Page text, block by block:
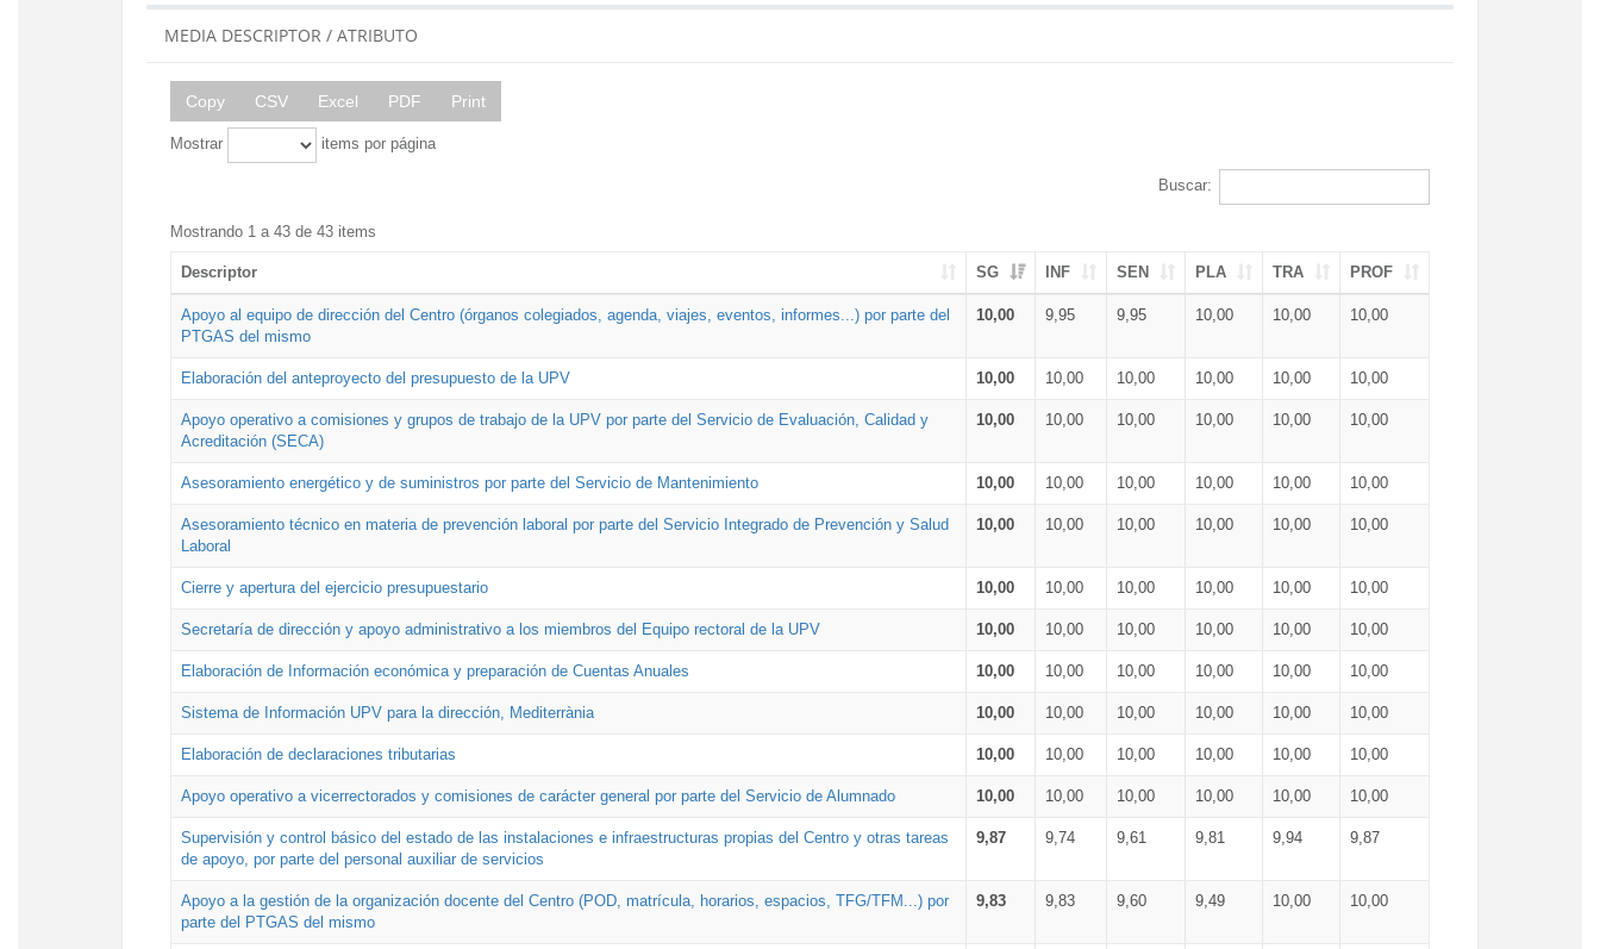
MEDIA DESCRIPTOR / ATRIBUTO
Copy CSV Excel PDF Print
Mostrar items por página
Buscar:
Mostrando 1 a 43 de 43 items
Descriptor SG INF SEN PLA TRA PROF
Apoyo al equipo de dirección del Centro (órganos colegiados, agenda, viajes, eventos, informes...) por parte del
PTGAS del mismo
10,00 9,95 9,95 10,00 10,00 10,00
Elaboración del anteproyecto del presupuesto de la UPV 10,00 10,00 10,00 10,00 10,00 10,00
Apoyo operativo a comisiones y grupos de trabajo de la UPV por parte del Servicio de Evaluación, Calidad y
Acreditación (SECA)
10,00 10,00 10,00 10,00 10,00 10,00
Asesoramiento energético y de suministros por parte del Servicio de Mantenimiento 10,00 10,00 10,00 10,00 10,00 10,00
Asesoramiento técnico en materia de prevención laboral por parte del Servicio Integrado de Prevención y Salud
Laboral
10,00 10,00 10,00 10,00 10,00 10,00
Cierre y apertura del ejercicio presupuestario 10,00 10,00 10,00 10,00 10,00 10,00
Secretaría de dirección y apoyo administrativo a los miembros del Equipo rectoral de la UPV 10,00 10,00 10,00 10,00 10,00 10,00
Elaboración de Información económica y preparación de Cuentas Anuales 10,00 10,00 10,00 10,00 10,00 10,00
Sistema de Información UPV para la dirección, Mediterrània 10,00 10,00 10,00 10,00 10,00 10,00
Elaboración de declaraciones tributarias 10,00 10,00 10,00 10,00 10,00 10,00
Apoyo operativo a vicerrectorados y comisiones de carácter general por parte del Servicio de Alumnado 10,00 10,00 10,00 10,00 10,00 10,00
Supervisión y control básico del estado de las instalaciones e infraestructuras propias del Centro y otras tareas
de apoyo, por parte del personal auxiliar de servicios
9,87 9,74 9,61 9,81 9,94 9,87
Apoyo a la gestión de la organización docente del Centro (POD, matrícula, horarios, espacios, TFG/TFM...) por
parte del PTGAS del mismo
9,83 9,83 9,60 9,49 10,00 10,00